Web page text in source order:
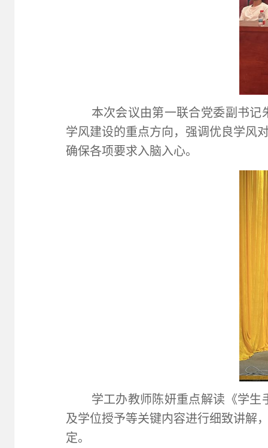
本次会议由第一联合党委副书
学风建设的重点方向，强调优良学风
确保各项要求入脑入心。
学工办教师陈妍重点解读《学
及学位授予等关键内容进行细致讲解
定。